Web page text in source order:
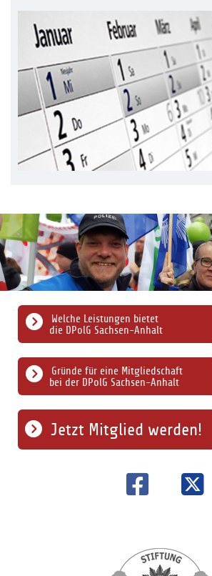
Gründe für eine Mitgliedschaft
bei der DPolG Sachsen-Anhalt
Welche Leistungen bietet
die DPolG Sachsen-Anhalt
Jetzt Mitglied werden!